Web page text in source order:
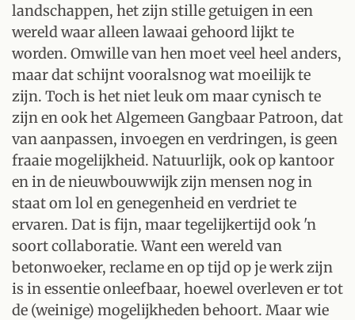
landschappen, het zijn stille getuigen in een
wereld waar alleen lawaai gehoord lijkt te
worden. Omwille van hen moet veel heel anders,
maar dat schijnt vooralsnog wat moeilijk te
zijn. Toch is het niet leuk om maar cynisch te
zijn en ook het Algemeen Gangbaar Patroon, dat
van aanpassen, invoegen en verdringen, is geen
fraaie mogelijkheid. Natuurlijk, ook op kantoor
en in de nieuwbouwwijk zijn mensen nog in
staat om lol en genegenheid en verdriet te
ervaren. Dat is fijn, maar tegelijkertijd ook 'n
soort collaboratie. Want een wereld van
betonwoeker, reclame en op tijd op je werk zijn
is in essentie onleefbaar, hoewel overleven er tot
de (weinige) mogelijkheden behoort. Maar wie